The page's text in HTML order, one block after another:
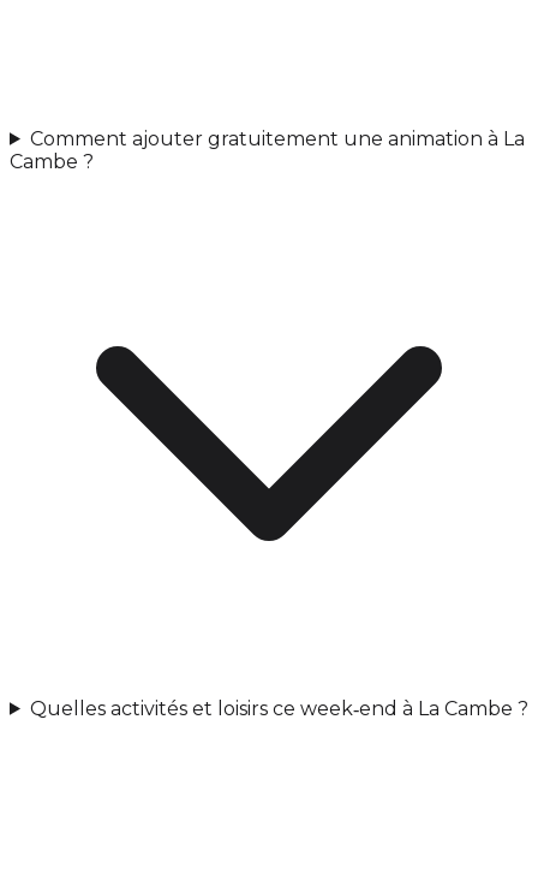
Comment ajouter gratuitement une animation à La
Cambe ?
Quelles activités et loisirs ce week‑end à La Cambe ?